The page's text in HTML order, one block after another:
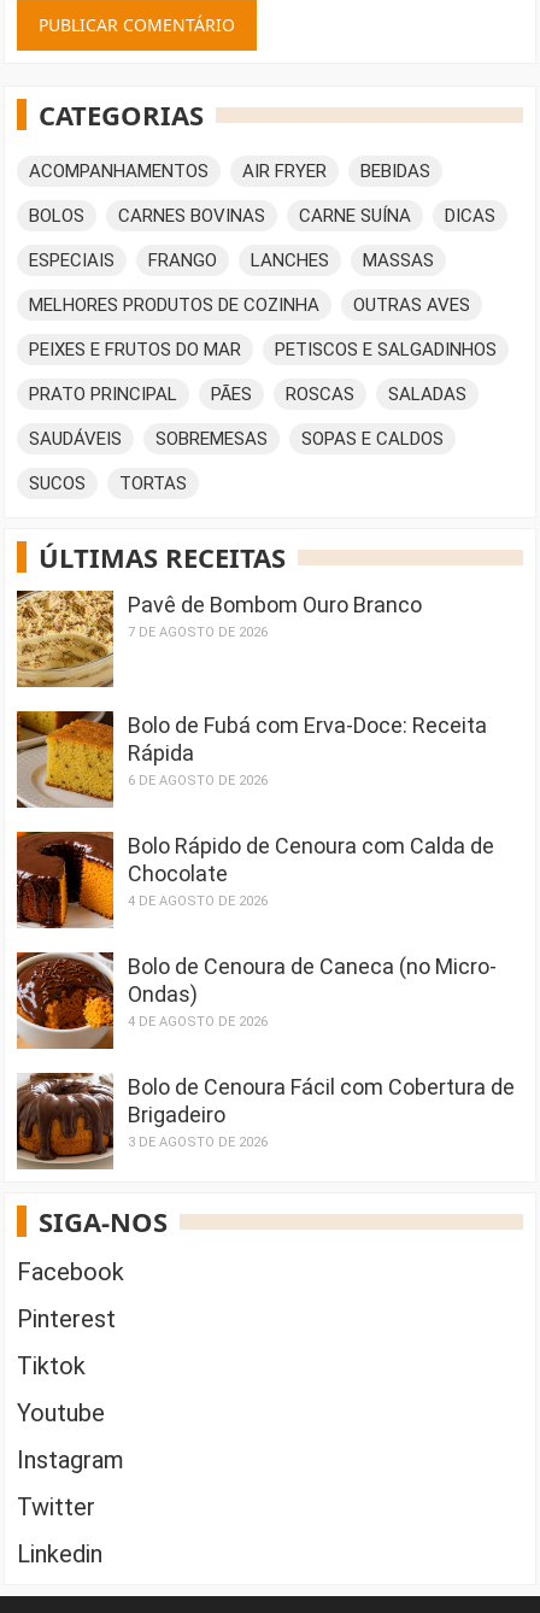
CATEGORIAS
ACOMPANHAMENTOS AIR FRYER BEBIDAS
BOLOS CARNES BOVINAS CARNE SUÍNA DICAS
ESPECIAIS FRANGO LANCHES MASSAS
MELHORES PRODUTOS DE COZINHA OUTRAS AVES
PEIXES E FRUTOS DO MAR PETISCOS E SALGADINHOS
PRATO PRINCIPAL PÃES ROSCAS SALADAS
SAUDÁVEIS SOBREMESAS SOPAS E CALDOS
SUCOS TORTAS
ÚLTIMAS RECEITAS
Pavê de Bombom Ouro Branco
7 DE AGOSTO DE 2026
Bolo de Fubá com Erva-Doce: Receita
Rápida
6 DE AGOSTO DE 2026
Bolo Rápido de Cenoura com Calda de
Chocolate
4 DE AGOSTO DE 2026
Bolo de Cenoura de Caneca (no Micro-
Ondas)
4 DE AGOSTO DE 2026
Bolo de Cenoura Fácil com Cobertura de
Brigadeiro
3 DE AGOSTO DE 2026
SIGA-NOS
Facebook
Pinterest
Tiktok
Youtube
Instagram
Twitter
Linkedin